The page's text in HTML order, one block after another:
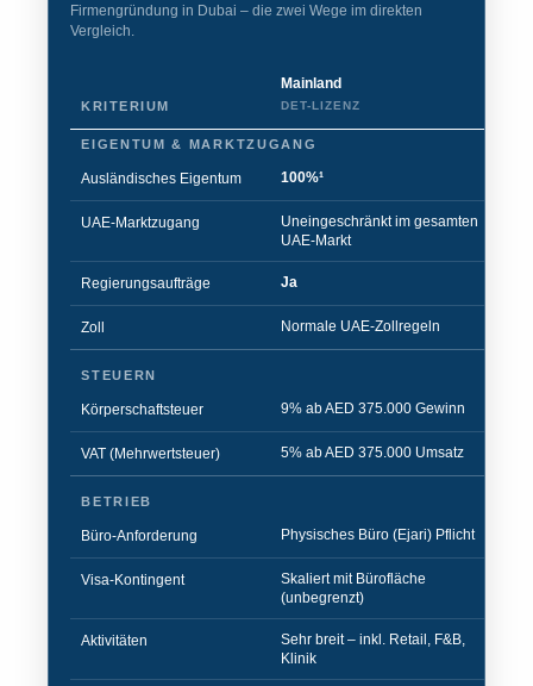
Firmengründung in Dubai – die zwei Wege im direkten
Vergleich.
KRITERIUM
Mainland
DET-LIZENZ
EIGENTUM & MARKTZUGANG
Ausländisches Eigentum 100%¹
UAE-Marktzugang
Uneingeschränkt im gesamten
UAE-Markt
Regierungsaufträge Ja
Zoll Normale UAE-Zollregeln
STEUERN
Körperschaftsteuer 9% ab AED 375.000 Gewinn
VAT (Mehrwertsteuer) 5% ab AED 375.000 Umsatz
BETRIEB
Büro-Anforderung Physisches Büro (Ejari) Pflicht
Visa-Kontingent
Skaliert mit Bürofläche
(unbegrenzt)
Aktivitäten
Sehr breit – inkl. Retail, F&B,
Klinik